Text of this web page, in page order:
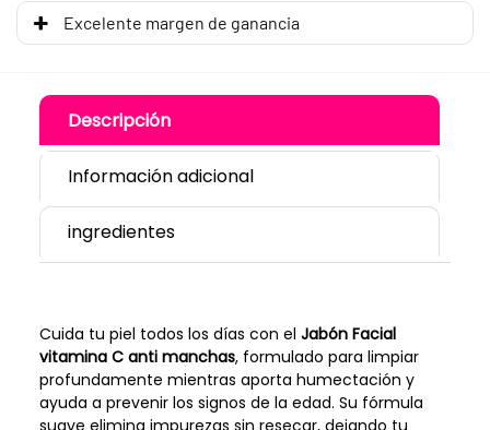
Excelente margen de ganancia
Descripción
Información adicional
ingredientes
Cuida tu piel todos los días con el Jabón Facial
vitamina C anti manchas, formulado para limpiar
profundamente mientras aporta humectación y
ayuda a prevenir los signos de la edad. Su fórmula
suave elimina impurezas sin resecar, dejando tu